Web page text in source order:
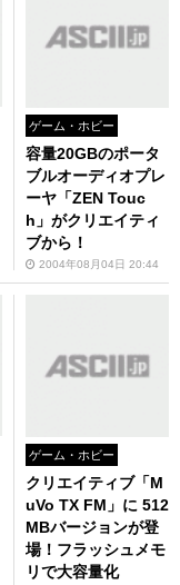
ゲーム・ホビー
容量20GBのポータ
ブルオーディオプレ
ーヤ「ZEN Touc
h」がクリエイティ
ブから！
2004年08月04日 20:44
ゲーム・ホビー
クリエイティブ「M
uVo TX FM」に 512
MBバージョンが登
場！フラッシュメモ
リで大容量化